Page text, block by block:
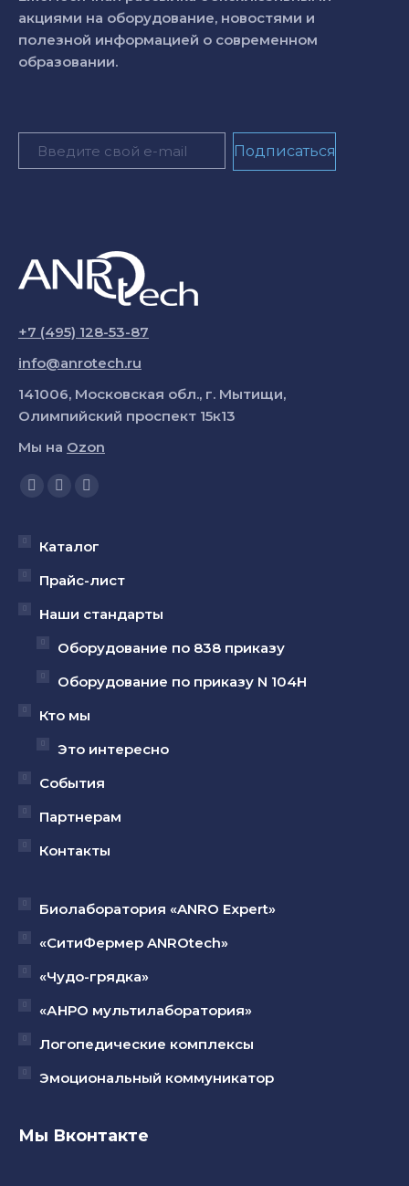
акциями на оборудование, новостями и
полезной информацией о современном
образовании.
+7 (495) 128-53-87
info@anrotech.ru
141006, Московская обл., г. Мытищи,
Олимпийский проспект 15к13
Мы на Ozon
Ищите нас:
Страница
открывается
новом
окне
Страница
открывается
новом
окне
Страница
открывается
новом
окне
Каталог
Прайс-лист
Наши стандарты
Оборудование по 838 приказу
Оборудование по приказу N 104Н
Кто мы
Это интересно
События
Партнерам
Контакты
Биолаборатория «ANRO Expert»
«СитиФермер ANROtech»
«Чудо-грядка»
«АНРО мультилаборатория»
Логопедические комплексы
Эмоциональный коммуникатор
Мы Вконтакте